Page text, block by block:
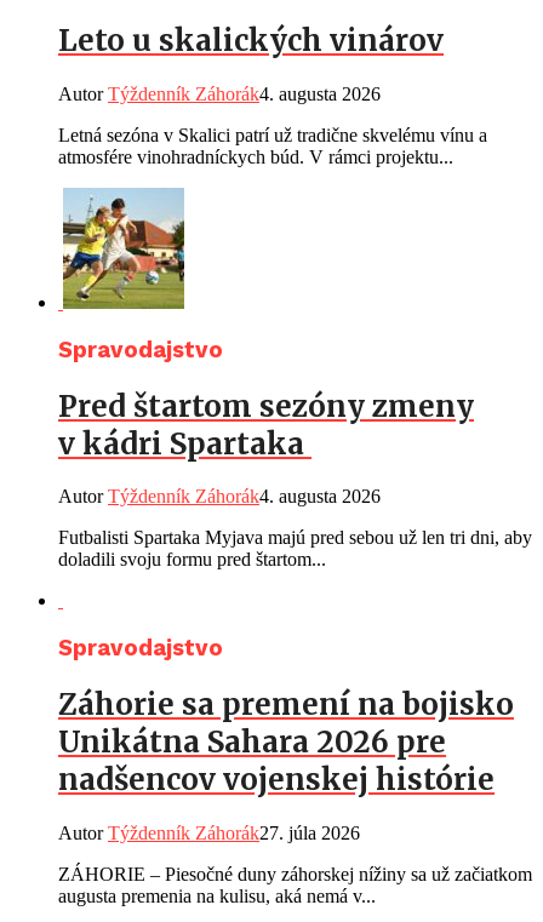
Leto u skalických vinárov
AutorTýždenník Záhorák4. augusta 2026
Letná sezóna v Skalici patrí už tradične skvelému vínu a
atmosfére vinohradníckych búd. V rámci projektu...
Spravodajstvo
Pred štartom sezóny zmeny
v kádri Spartaka
AutorTýždenník Záhorák4. augusta 2026
Futbalisti Spartaka Myjava majú pred sebou už len tri dni, aby
doladili svoju formu pred štartom...
Spravodajstvo
Záhorie sa premení na bojisko
Unikátna Sahara 2026 pre
nadšencov vojenskej histórie
AutorTýždenník Záhorák27. júla 2026
ZÁHORIE – Piesočné duny záhorskej nížiny sa už začiatkom
augusta premenia na kulisu, aká nemá v...